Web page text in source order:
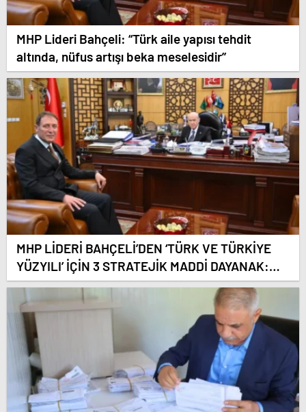
MHP Lideri Bahçeli: “Türk aile yapısı tehdit
altında, nüfus artışı beka meselesidir”
MHP LİDERİ BAHÇELİ’DEN ‘TÜRK VE TÜRKİYE
YÜZYILI’ İÇİN 3 STRATEJİK MADDİ DAYANAK:
ENERJİDE BAĞIMSIZLIK, TERÖRSÜZ TÜRKİYE
VE TÜRK DÜNYASI